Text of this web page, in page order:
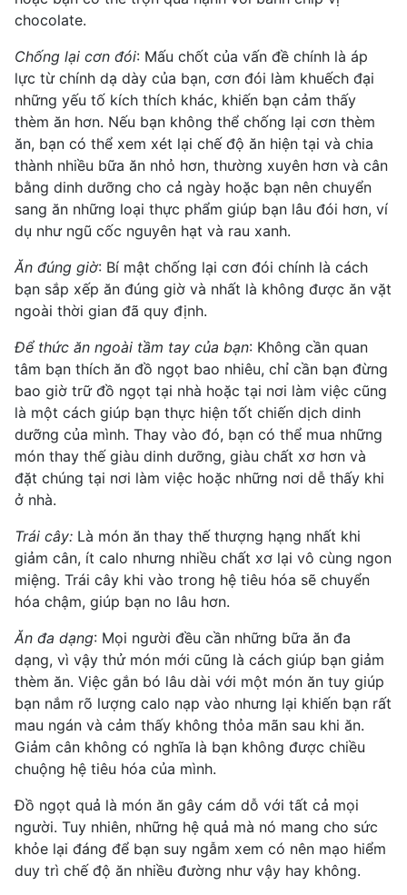
chocolate.
Chống lại cơn đói: Mấu chốt của vấn đề chính là áp
lực từ chính dạ dày của bạn, cơn đói làm khuếch đại
những yếu tố kích thích khác, khiến bạn cảm thấy
thèm ăn hơn. Nếu bạn không thể chống lại cơn thèm
ăn, bạn có thể xem xét lại chế độ ăn hiện tại và chia
thành nhiều bữa ăn nhỏ hơn, thường xuyên hơn và cân
bằng dinh dưỡng cho cả ngày hoặc bạn nên chuyển
sang ăn những loại thực phẩm giúp bạn lâu đói hơn, ví
dụ như ngũ cốc nguyên hạt và rau xanh.
Ăn đúng giờ: Bí mật chống lại cơn đói chính là cách
bạn sắp xếp ăn đúng giờ và nhất là không được ăn vặt
ngoài thời gian đã quy định.
Để thức ăn ngoài tầm tay của bạn: Không cần quan
tâm bạn thích ăn đồ ngọt bao nhiêu, chỉ cần bạn đừng
bao giờ trữ đồ ngọt tại nhà hoặc tại nơi làm việc cũng
là một cách giúp bạn thực hiện tốt chiến dịch dinh
dưỡng của mình. Thay vào đó, bạn có thể mua những
món thay thế giàu dinh dưỡng, giàu chất xơ hơn và
đặt chúng tại nơi làm việc hoặc những nơi dễ thấy khi
ở nhà.
Trái cây: Là món ăn thay thế thượng hạng nhất khi
giảm cân, ít calo nhưng nhiều chất xơ lại vô cùng ngon
miệng. Trái cây khi vào trong hệ tiêu hóa sẽ chuyển
hóa chậm, giúp bạn no lâu hơn.
Ăn đa dạng: Mọi người đều cần những bữa ăn đa
dạng, vì vậy thử món mới cũng là cách giúp bạn giảm
thèm ăn. Việc gắn bó lâu dài với một món ăn tuy giúp
bạn nắm rõ lượng calo nạp vào nhưng lại khiến bạn rất
mau ngán và cảm thấy không thỏa mãn sau khi ăn.
Giảm cân không có nghĩa là bạn không được chiều
chuộng hệ tiêu hóa của mình.
Đồ ngọt quả là món ăn gây cám dỗ với tất cả mọi
người. Tuy nhiên, những hệ quả mà nó mang cho sức
khỏe lại đáng để bạn suy ngẫm xem có nên mạo hiểm
duy trì chế độ ăn nhiều đường như vậy hay không.